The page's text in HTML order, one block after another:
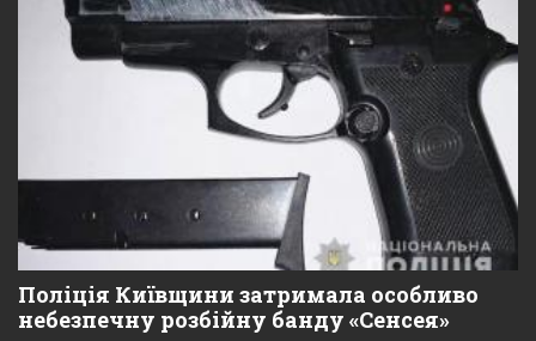
Поліція Київщини затримала особливо
небезпечну розбійну банду «Сенсея»